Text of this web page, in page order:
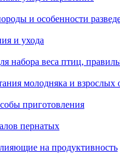
и особенности
и ухода
набора веса птиц,
молодняка и взрослых
приготовления
пернатых
на продуктивность